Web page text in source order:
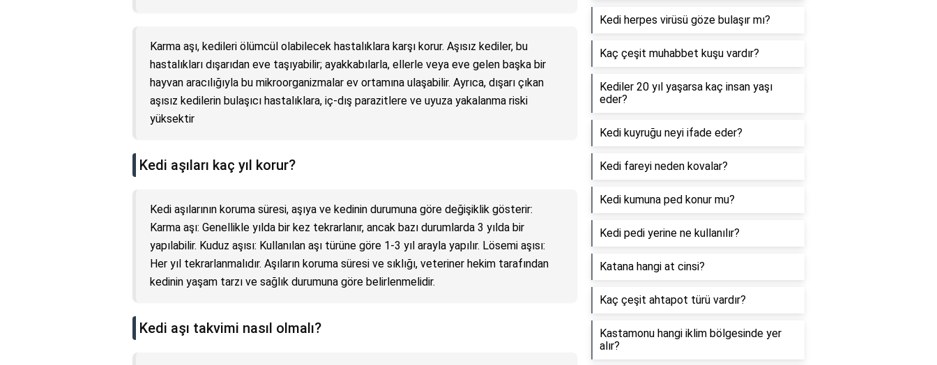
Karma aşı, kedileri ölümcül olabilecek hastalıklara karşı korur. Aşısız kediler, bu
hastalıkları dışarıdan eve taşıyabilir; ayakkabılarla, ellerle veya eve gelen başka bir
hayvan aracılığıyla bu mikroorganizmalar ev ortamına ulaşabilir. Ayrıca, dışarı çıkan
aşısız kedilerin bulaşıcı hastalıklara, iç-dış parazitlere ve uyuza yakalanma riski
yüksektir
Kedi aşıları kaç yıl korur?
Kedi aşılarının koruma süresi, aşıya ve kedinin durumuna göre değişiklik gösterir:
Karma aşı: Genellikle yılda bir kez tekrarlanır, ancak bazı durumlarda 3 yılda bir
yapılabilir. Kuduz aşısı: Kullanılan aşı türüne göre 1-3 yıl arayla yapılır. Lösemi aşısı:
Her yıl tekrarlanmalıdır. Aşıların koruma süresi ve sıklığı, veteriner hekim tarafından
kedinin yaşam tarzı ve sağlık durumuna göre belirlenmelidir.
Kedi aşı takvimi nasıl olmalı?
Kedi herpes virüsü göze bulaşır mı?
Kaç çeşit muhabbet kuşu vardır?
Kediler 20 yıl yaşarsa kaç insan yaşı
eder?
Kedi kuyruğu neyi ifade eder?
Kedi fareyi neden kovalar?
Kedi kumuna ped konur mu?
Kedi pedi yerine ne kullanılır?
Katana hangi at cinsi?
Kaç çeşit ahtapot türü vardır?
Kastamonu hangi iklim bölgesinde yer
alır?